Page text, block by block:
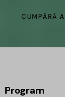
CUMPĂRĂ
Program